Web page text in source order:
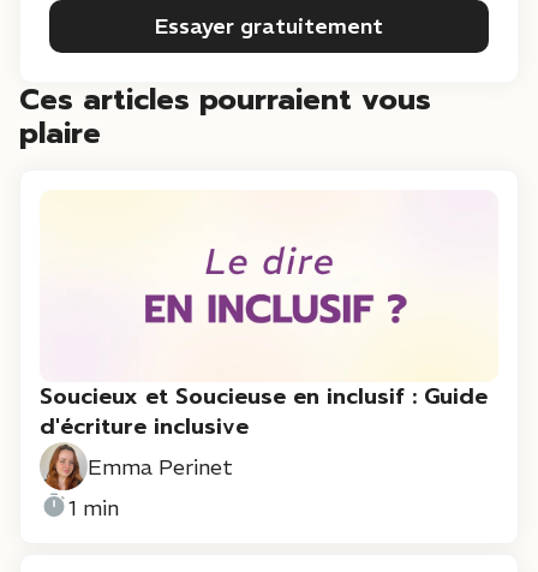
Essayer gratuitement
Ces articles pourraient vous
plaire
Soucieux et Soucieuse en inclusif : Guide
d'écriture inclusive
Emma Perinet
1 min